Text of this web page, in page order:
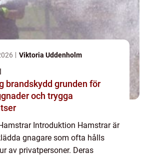
Viktoria Uddenholm
grunden för
och trygga
Introduktion Hamstrar är
gnagare som ofta hålls
av privatpersoner. Deras